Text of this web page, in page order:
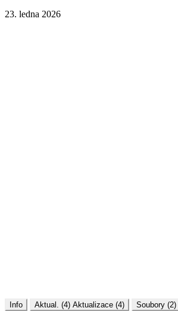
23. ledna 2026
Info Aktual. (4) Aktualizace (4) Soubory (2)